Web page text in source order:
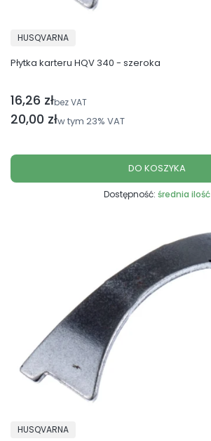
Płytka karteru HQV 340 - szeroka
PRODUCENT
HUSQVARNA
Cena brutto
20,00 złw tym 23% VAT
Cena netto
16,26 złbez VAT
DO KOSZYKA
Dostępność: średnia ilość
PRODUCENT
HUSQVARNA